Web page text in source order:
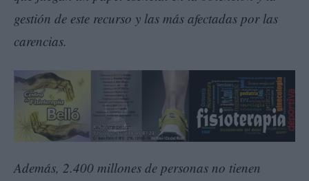
gestión de este recurso y las más afectadas por las
carencias.
Además, 2.400 millones de personas no tienen